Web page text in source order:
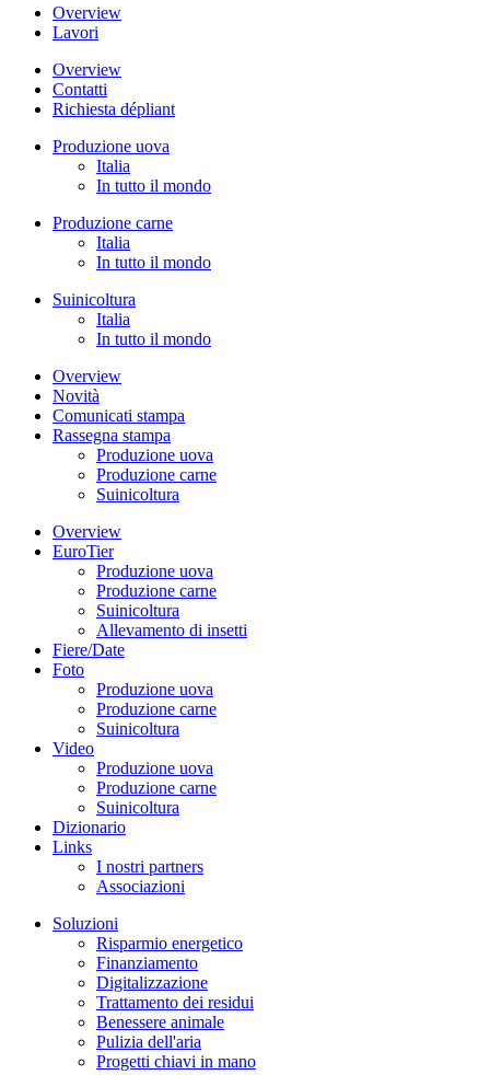
Overview
Lavori
Overview
Contatti
Richiesta dépliant
Produzione uova
Italia
In tutto il mondo
Produzione carne
Italia
In tutto il mondo
Suinicoltura
Italia
In tutto il mondo
Overview
Novità
Comunicati stampa
Rassegna stampa
Produzione uova
Produzione carne
Suinicoltura
Overview
EuroTier
Produzione uova
Produzione carne
Suinicoltura
Allevamento di insetti
Fiere/Date
Foto
Produzione uova
Produzione carne
Suinicoltura
Video
Produzione uova
Produzione carne
Suinicoltura
Dizionario
Links
I nostri partners
Associazioni
Soluzioni
Risparmio energetico
Finanziamento
Digitalizzazione
Trattamento dei residui
Benessere animale
Pulizia dell'aria
Progetti chiavi in mano